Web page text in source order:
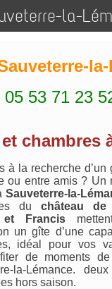
la-
05 53 71 23
chambres
à la recherche d’un
ou entre amis ? Un
Sauveterre-la-
du château de
Francis
un gîte d’une
idéal pour vos
de moments
la-Lémance.
hors saison.